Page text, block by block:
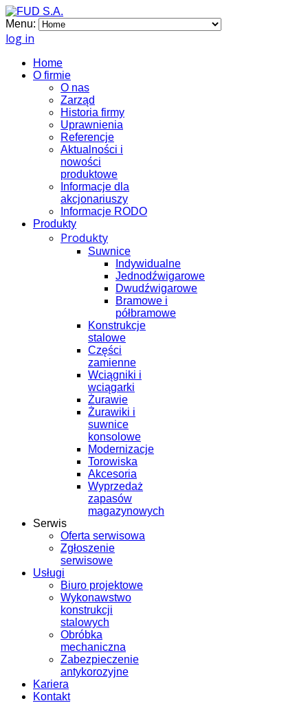
Menu:
log in
Home
O firmie
O nas
Zarząd
Historia firmy
Uprawnienia
Referencje
Aktualności i
nowości
produktowe
Informacje dla
akcjonariuszy
Informacje RODO
Produkty
Produkty
Suwnice
Indywidualne
Jednodźwigarowe
Dwudźwigarowe
Bramowe i
półbramowe
Konstrukcje
stalowe
Części
zamienne
Wciągniki i
wciągarki
Żurawie
Żurawiki i
suwnice
konsolowe
Modernizacje
Torowiska
Akcesoria
Wyprzedaż
zapasów
magazynowych
Serwis
Oferta serwisowa
Zgłoszenie
serwisowe
Usługi
Biuro projektowe
Wykonawstwo
konstrukcji
stalowych
Obróbka
mechaniczna
Zabezpieczenie
antykorozyjne
Kariera
Kontakt